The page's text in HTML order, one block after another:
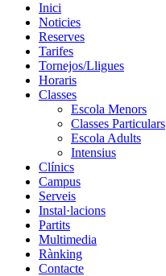
Inici
Noticies
Reserves
Tarifes
Tornejos/Lligues
Horaris
Classes
Escola Menors
Classes Particulars
Escola Adults
Intensius
Clínics
Campus
Serveis
Instal·lacions
Partits
Multimedia
Rànking
Contacte